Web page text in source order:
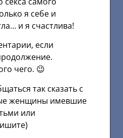
я себе и
и я счастлива!
если
чего. 😉
так сказать с
женщины имевшие
или